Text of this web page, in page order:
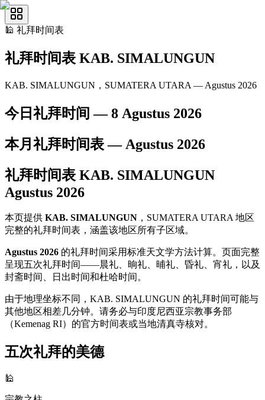
🕌 礼拜时间表
礼拜时间表 KAB. SIMALUNGUN
KAB. SIMALUNGUN，SUMATERA UTARA — Agustus 2026
今日礼拜时间 — 8 Agustus 2026
本月礼拜时间表 — Agustus 2026
礼拜时间表 KAB. SIMALUNGUN
Agustus 2026
本页提供 KAB. SIMALUNGUN ，SUMATERA UTARA 地区
完整的礼拜时间表，涵盖该地区所有子区域。
Agustus 2026 的礼拜时间采用标准天文学方法计算。页面完整
呈现五次礼拜时间——晨礼、晌礼、晡礼、昏礼、宵礼，以及
封斋时间、日出时间和杜哈时间。
由于地理坐标不同，KAB. SIMALUNGUN 的礼拜时间可能与
其他地区相差几分钟。请务必与印度尼西亚宗教事务部
（Kemenag RI）的官方时间表或当地清真寺核对。
五次礼拜的美德
🕌